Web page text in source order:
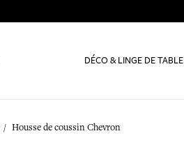
DÉCO & LINGE DE TABLE
Housse de coussin Chevron